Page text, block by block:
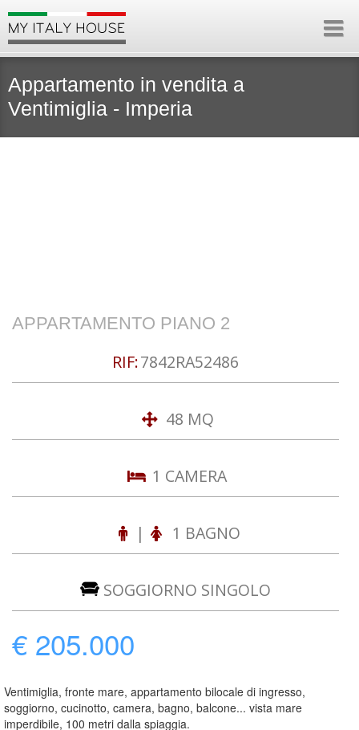
Appartamento in vendita a
Ventimiglia - Imperia
APPARTAMENTO PIANO 2
RIF:7842RA52486
48 MQ
1 CAMERA
| 1 BAGNO
SOGGIORNO SINGOLO
€ 205.000
Ventimiglia, fronte mare, appartamento bilocale di ingresso,
soggiorno, cucinotto, camera, bagno, balcone... vista mare
imperdibile, 100 metri dalla spiaggia.